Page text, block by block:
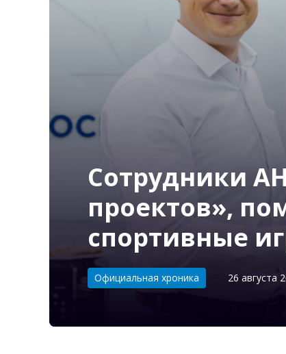
Сотрудники
проектов»,
спортивные
Категория:
Официальная хроника 26 августа